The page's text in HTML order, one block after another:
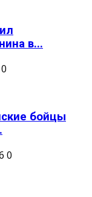
в...
0
бойцы
0